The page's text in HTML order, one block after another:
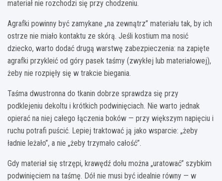
materiał nie rozchodzi się przy chodzeniu.
Agrafki powinny być zamykane „na zewnątrz” materiału tak, by ich
ostrze nie miało kontaktu ze skórą. Jeśli kostium ma nosić
dziecko, warto dodać drugą warstwę zabezpieczenia: na zapięte
agrafki przykleić od góry pasek taśmy (zwykłej lub materiałowej),
żeby nie rozpięły się w trakcie biegania.
Taśma dwustronna do tkanin dobrze sprawdza się przy
podklejeniu dekoltu i krótkich podwinięciach. Nie warto jednak
opierać na niej całego łączenia boków — przy większym napięciu i
ruchu potrafi puścić. Lepiej traktować ją jako wsparcie: „żeby
ładnie leżało”, a nie „żeby trzymało całość”.
Gdy materiał się strzępi, krawędź dołu można „uratować” szybkim
podwinięciem na taśmę. Dół nie musi być idealnie równy — w